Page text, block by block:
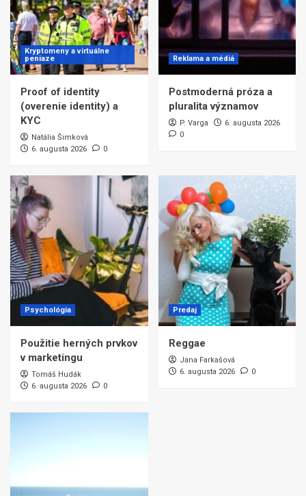
Kryptomeny a virtuálne
peniaze
Proof of identity
(overenie identity) a
KYC
Natália Šimková
6. augusta 2026
0
Reklama a médiá
Postmoderná próza a
pluralita významov
P. Varga
6. augusta 2026
0
Psychológia
Použitie herných prvkov
v marketingu
Tomáš Hudák
6. augusta 2026
0
Predaj
Reggae
Jana Farkašová
6. augusta 2026
0